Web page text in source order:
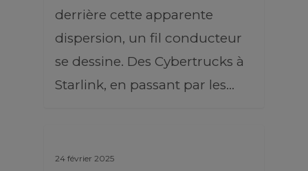
derrière cette apparente
dispersion, un fil conducteur
se dessine. Des Cybertrucks à
Starlink, en passant par les…
24 février 2025